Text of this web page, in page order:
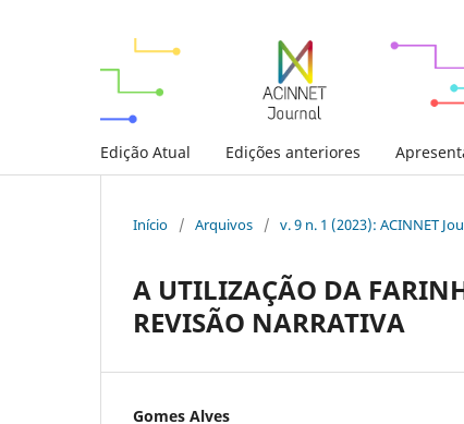
Edição Atual Edições anteriores
Início / Arquivos / v. 9 n. 1 (2023): ACINNET
A UTILIZAÇÃO DA
REVISÃO NARRATIVA
Gomes Alves